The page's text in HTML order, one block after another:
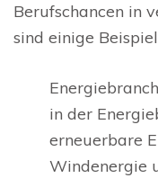
Berufschancen in
sind einige
in der
erneuerbare
Windenergie